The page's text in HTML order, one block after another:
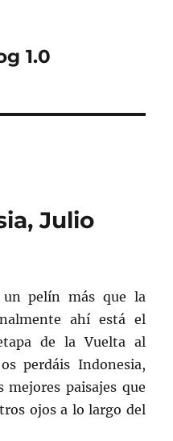
1.0
Julio
un pelín más que la
ahí está el
de la Vuelta al
perdáis Indonesia,
paisajes que
ojos a lo largo del